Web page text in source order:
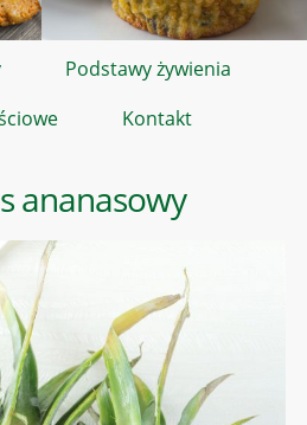
Podstawy żywienia
Kontakt
ananasowy